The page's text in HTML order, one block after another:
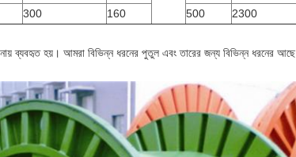
300 160 500 2300
ব্যবহৃত হয়। আমরা বিভিন্ন ধরনের পুতুল এবং তারের জন্য বিভিন্ন ধরনের আছে